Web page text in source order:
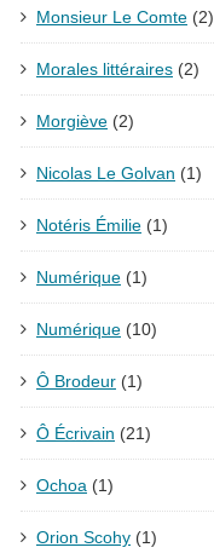
Monsieur Le Comte (2)
Morales littéraires (2)
Morgiève (2)
Nicolas Le Golvan (1)
Notéris Émilie (1)
Numérique (1)
Numérique (10)
Ô Brodeur (1)
Ô Écrivain (21)
Ochoa (1)
Orion Scohy (1)